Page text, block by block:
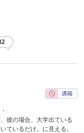
彼の場合、大学出ている
ているだけ。に見える。